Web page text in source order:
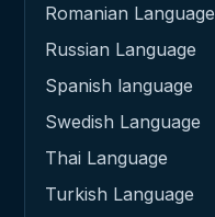
Romanian Language
Russian Language
Spanish language
Swedish Language
Thai Language
Turkish Language